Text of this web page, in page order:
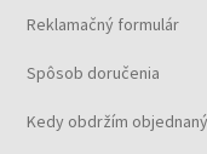
Reklamačný formulár
Spôsob doručenia
Kedy obdržím